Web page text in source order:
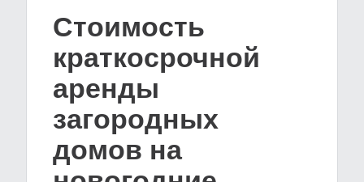
Стоимость
краткосрочной
аренды
загородных
домов на